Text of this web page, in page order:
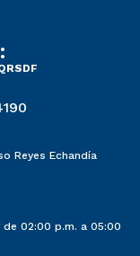
Reyes Echandía
de 02:00 p.m. a 05:00